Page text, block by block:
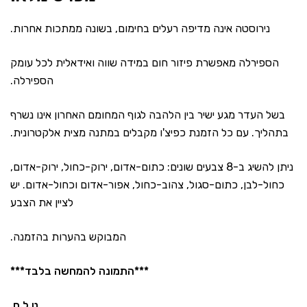
נירוסטה אינה מדיפה רעלים בחימום, בשונה ממתכות אחרות.
הספירלה מאפשרת פיזור חום במידה שווה ואידאלית לכל עומק
הספירלה.
בשל העדר מגע ישיר בין הלהבה לגוף המחומם האחרון אינו נשרף
בתהליך. עם כל הזמנת כפיצ'ו מקבלים במתנה מצית אלקטרונית.
ניתן להשיג ב-8 צבעים שונים: כתום-אדום, ירוק-כחול, ירוק-אדום,
כחול-לבן, כתום-סגול, צהוב-כחול, אפור-אדום וכחול-אדום. יש
לציין את הצבע
המבוקש בהערות בהזמנה.
***התמונה להמחשה בלבד***